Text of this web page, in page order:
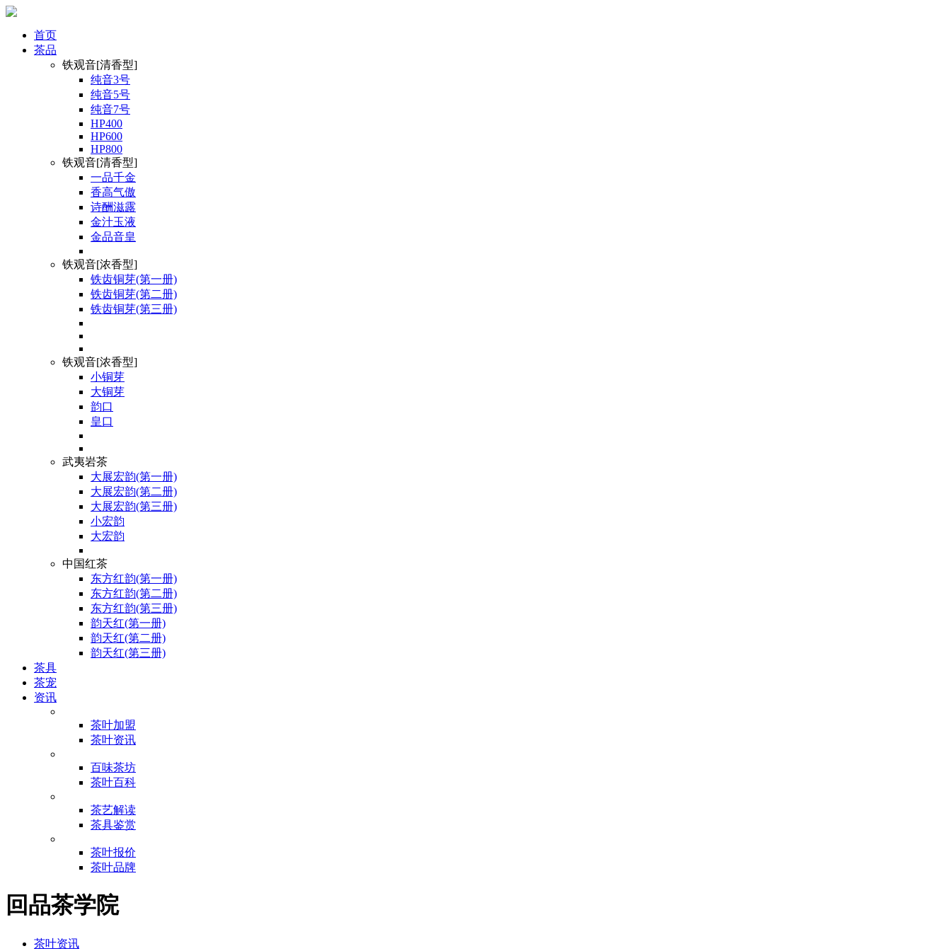
首页
茶品
铁观音[清香型]
纯音3号
纯音5号
纯音7号
HP400
HP600
HP800
铁观音[清香型]
一品千金
香高气傲
诗酬滋露
金汁玉液
金品音皇
铁观音[浓香型]
铁齿铜芽(第一册)
铁齿铜芽(第二册)
铁齿铜芽(第三册)
铁观音[浓香型]
小铜芽
大铜芽
韵口
皇口
武夷岩茶
大展宏韵(第一册)
大展宏韵(第二册)
大展宏韵(第三册)
小宏韵
大宏韵
中国红茶
东方红韵(第一册)
东方红韵(第二册)
东方红韵(第三册)
韵天红(第一册)
韵天红(第二册)
韵天红(第三册)
茶具
茶宠
资讯
茶叶加盟
茶叶资讯
百味茶坊
茶叶百科
茶艺解读
茶具鉴赏
茶叶报价
茶叶品牌
回品茶学院
茶叶资讯